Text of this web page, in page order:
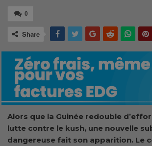
0
Share
Alors que la Guinée redouble
lutte contre le kush, une nouvelle
dangereuse fait son apparition. Le